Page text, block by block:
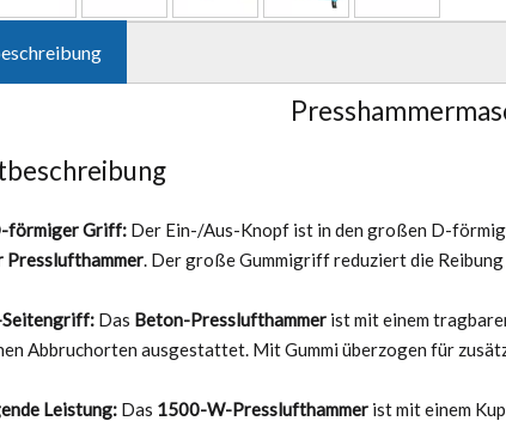
förmiger Griff: Der Ein-/Aus-Knopf ist in den großen D-
Presslufthammer. Der große Gummigriff reduziert die
Das Beton-Presslufthammer ist mit einem
Abbruchorten ausgestattet. Mit Gummi überzogen für
Leistung: Das 1500-W-Presslufthammer ist mit einem